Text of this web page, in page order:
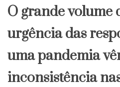
O grande volume
urgência das
uma pandemia
inconsistência